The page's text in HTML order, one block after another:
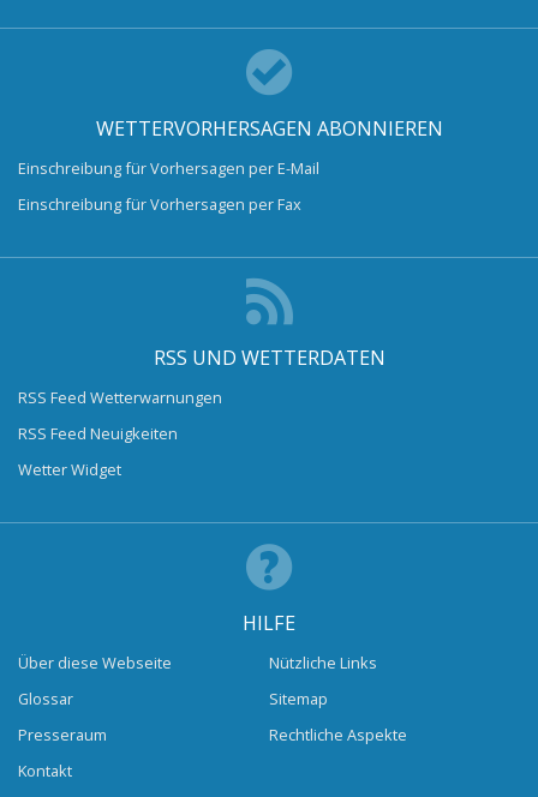
WETTERVORHERSAGEN ABONNIEREN
Einschreibung für Vorhersagen per E-Mail
Einschreibung für Vorhersagen per Fax
RSS UND WETTERDATEN
RSS Feed Wetterwarnungen
RSS Feed Neuigkeiten
Wetter Widget
HILFE
Über diese Webseite
Glossar
Presseraum
Kontakt
Nützliche Links
Sitemap
Rechtliche Aspekte